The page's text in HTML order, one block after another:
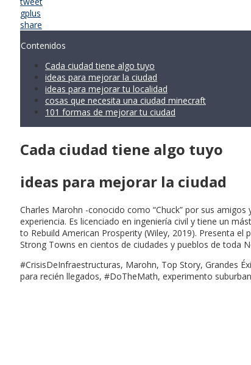
gplus
share
Contenidos
Cada ciudad tiene algo tuyo
ideas para mejorar la ciudad
ideas para mejorar tu localidad
cosas que necesita una ciudad minecraft
101 formas de mejorar tu ciudad
Cada ciudad tiene algo tuyo
ideas para mejorar la ciudad
Charles Marohn -conocido como “Chuck” por sus
experiencia. Es licenciado en ingeniería civil y tiene un
to Rebuild American Prosperity (Wiley, 2019). Presenta
Strong Towns en cientos de ciudades y pueblos de toda
#CrisisDeInfraestructuras, Marohn, Top Story, Grandes
para recién llegados, #DoTheMath, experimento